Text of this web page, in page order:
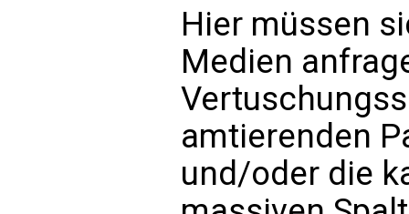
Hier müssen
Medien
amtierenden
und/oder die